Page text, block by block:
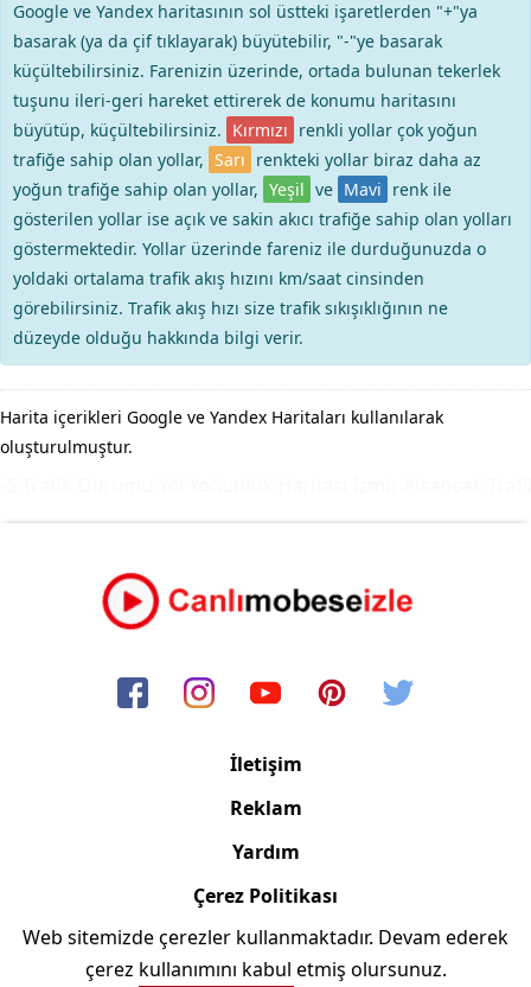
Google ve Yandex haritasının sol üstteki işaretlerden "+"ya
basarak (ya da çif tıklayarak) büyütebilir, "-"ye basarak
küçültebilirsiniz. Farenizin üzerinde, ortada bulunan tekerlek
tuşunu ileri-geri hareket ettirerek de konumu haritasını
büyütüp, küçültebilirsiniz. Kırmızı renkli yollar çok yoğun
trafiğe sahip olan yollar, Sarı renkteki yollar biraz daha az
yoğun trafiğe sahip olan yollar, Yeşil ve Mavi renk ile
gösterilen yollar ise açık ve sakin akıcı trafiğe sahip olan yolları
göstermektedir. Yollar üzerinde fareniz ile durduğunuzda o
yoldaki ortalama trafik akış hızını km/saat cinsinden
görebilirsiniz. Trafik akış hızı size trafik sıkışıklığının ne
düzeyde olduğu hakkında bilgi verir.
Harita içerikleri Google ve Yandex Haritaları kullanılarak
oluşturulmuştur.
İletişim
Reklam
Yardım
Çerez Politikası
Copyright © 2006/2024 Canlimobeseizle.com
Web sitemizde çerezler kullanmaktadır. Devam ederek
çerez kullanımını kabul etmiş olursunuz.